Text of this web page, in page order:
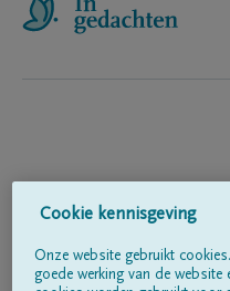
Volg ons op
Cookie kennisgeving
Onze website gebruikt
goede werking van de website